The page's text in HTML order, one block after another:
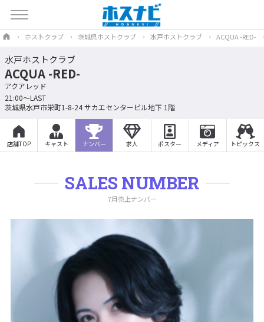
ホストクラブ 茨城県ホストクラブ 水戸ホストクラブ ACQUA -RED-
水戸ホストクラブ
ACQUA -RED-
アクアレッド
21:00～LAST
茨城県水戸市栄町1-8-24 サカエセンタービル地下 1階
店舗TOP キャスト ナンバー 求人 ポスター メディア トピックス
SALES NUMBER
7月売上ナンバー